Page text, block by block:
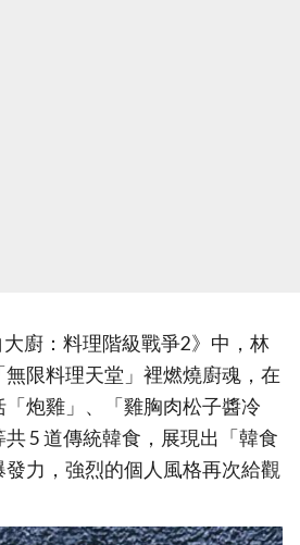
廚：料理階級戰爭2》中，林
限料理天堂」裡燃燒廚魂，在
炮雞」、「雞胸肉松子醬冷
5 道傳統韓食，展現出「韓食
力，強烈的個人風格再次給觀